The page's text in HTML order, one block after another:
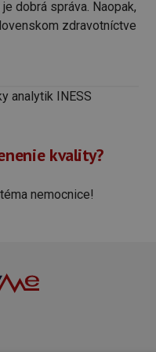
dobrá správa. Naopak,
zdravotníctve
kvality?
nemocnice!